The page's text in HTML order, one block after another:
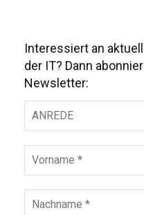
Interessiert an
der IT? Dann
Newsletter: